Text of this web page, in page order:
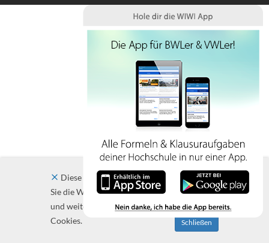
Diese Website verwendet Cookies. Indem
Sie die Website und ihre Angebote nutzen
und weiter navigieren, akzeptieren Sie diese
Cookies.
Schließen